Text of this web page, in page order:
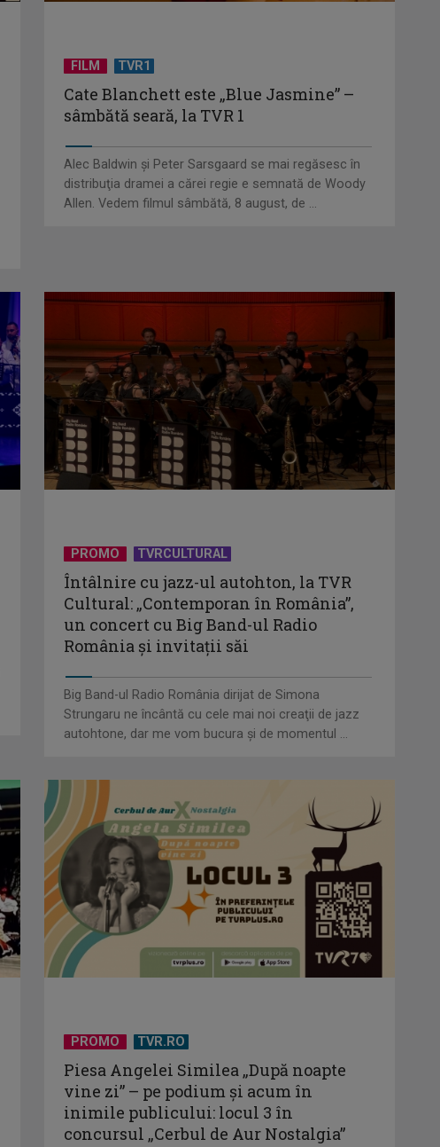
Protest de amploare al fermierilor
Visul începe la „Vedeta Familiei”! Au
David Popovici atacă o
În direct şi în ...
„Frații Jderi”, superproducția
inspirată din opera lui Mihail
Sadoveanu, la ...
”Un doctor pentru dumneavoastră”
Serialul „Toate pânzele sus!” ne
umple duminicile de aventură, la
TVR 2
Stoica – prima în topul
preferinţelor ...
FILM TVR1
Cate Blanchett este „Blue Jasmine” –
sâmbătă seară, la TVR 1
Alec Baldwin şi Peter Sarsgaard se mai regăsesc în
distribuţia dramei a cărei regie e semnată de Woody
Allen. Vedem filmul sâmbătă, 8 august, de ...
PROMO TVRCULTURAL
Întâlnire cu jazz-ul autohton, la TVR
Cultural: „Contemporan în România”,
un concert cu Big Band-ul Radio
România şi invitaţii săi
Big Band-ul Radio România dirijat de Simona
Strungaru ne încântă cu cele mai noi creaţii de jazz
autohtone, dar me vom bucura şi de momentul ...
PROMO TVR.RO
Piesa Angelei Similea „După noapte
vine zi” – pe podium şi acum în
inimile publicului: locul 3 în
concursul „Cerbul de Aur Nostalgia”